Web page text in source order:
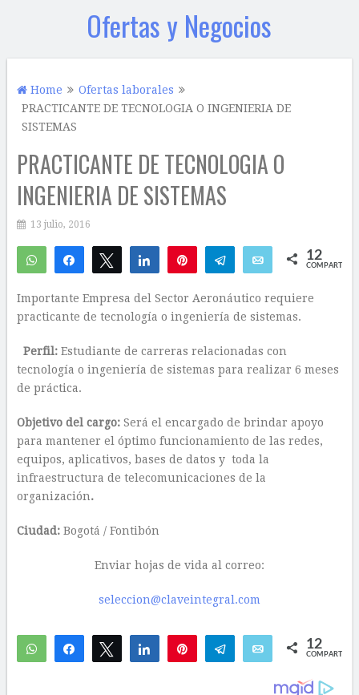
Ofertas y Negocios
Home
Ofertas laborales
PRACTICANTE DE TECNOLOGIA O INGENIERIA DE
SISTEMAS
PRACTICANTE DE TECNOLOGIA O
INGENIERIA DE SISTEMAS
13 julio, 2016
WhatsAppCompartirTwittear Compartir Telegram Email 12
COMPARTIR
Importante Empresa del Sector Aeronáutico requiere
practicante de tecnología o ingeniería de sistemas.
Perfil:Estudiante de carreras relacionadas con
tecnología o ingeniería de sistemas para realizar 6 meses
de práctica.
Objetivo del cargo:Será el encargado de brindar apoyo
para mantener el óptimo funcionamiento de las redes,
equipos, aplicativos, bases de datos y toda la
infraestructura de telecomunicaciones de la
organización.
Ciudad: Bogotá / Fontibón
Enviar hojas de vida al correo:
seleccion@claveintegral.com
WhatsAppCompartirTwittear Compartir Telegram Email 12
COMPARTIR